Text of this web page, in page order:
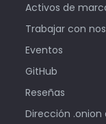
Activos de
Trabajar con
Eventos
GitHub
Reseñas
Dirección .onion